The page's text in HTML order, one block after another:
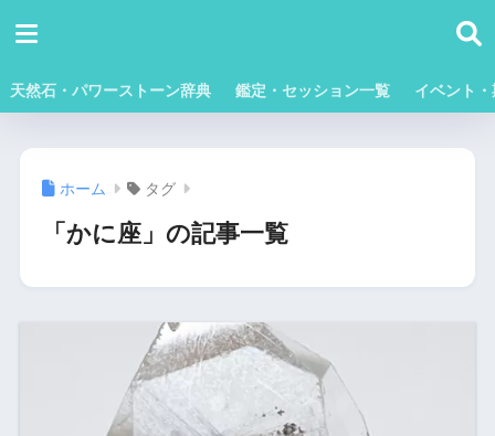
天然石・パワーストーン辞典 鑑定・セッション一覧 イベント
ホーム タグ
「かに座」の記事一覧